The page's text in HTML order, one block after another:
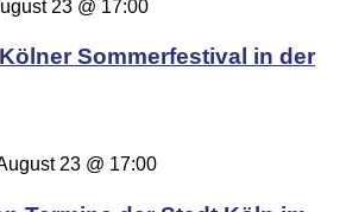
23 @ 17:00
Sommerfestival in der
23 @ 17:00